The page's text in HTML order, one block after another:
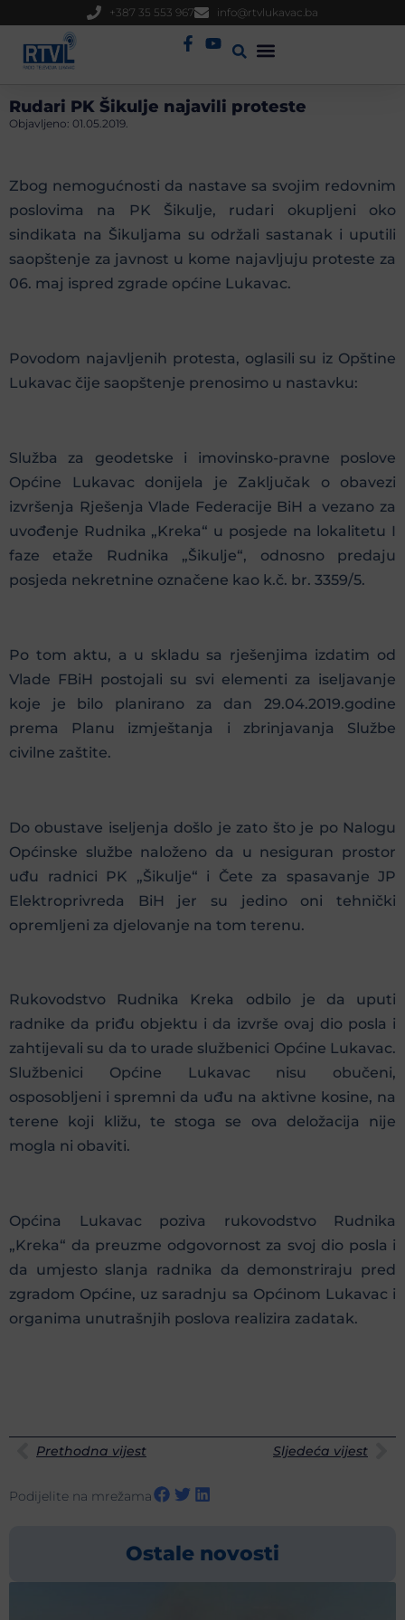
+387 35 553 967 info@rtvlukavac.ba
Rudari PK Šikulje najavili proteste
Objavljeno: 01.05.2019.
Zbog nemogućnosti da nastave sa svojim redovnim
poslovima na PK Šikulje, rudari okupljeni oko
sindikata na Šikuljama su održali sastanak i uputili
saopštenje za javnost u kome najavljuju proteste za
06. maj ispred zgrade općine Lukavac.
Povodom najavljenih protesta, oglasili su iz Opštine
Lukavac čije saopštenje prenosimo u nastavku:
Služba za geodetske i imovinsko-pravne poslove
Općine Lukavac donijela je Zaključak o obavezi
izvršenja Rješenja Vlade Federacije BiH a vezano za
uvođenje Rudnika „Kreka“ u posjede na lokalitetu I
faze etaže Rudnika „Šikulje“, odnosno predaju
posjeda nekretnine označene kao k.č. br. 3359/5.
Po tom aktu, a u skladu sa rješenjima izdatim od
Vlade FBiH postojali su svi elementi za iseljavanje
koje je bilo planirano za dan 29.04.2019.godine
prema Planu izmještanja i zbrinjavanja Službe
civilne zaštite.
Do obustave iseljenja došlo je zato što je po Nalogu
Općinske službe naloženo da u nesiguran prostor
uđu radnici PK „Šikulje“ i Čete za spasavanje JP
Elektroprivreda BiH jer su jedino oni tehnički
opremljeni za djelovanje na tom terenu.
Rukovodstvo Rudnika Kreka odbilo je da uputi
radnike da priđu objektu i da izvrše ovaj dio posla i
zahtijevali su da to urade službenici Općine Lukavac.
Službenici Općine Lukavac nisu obučeni,
osposobljeni i spremni da uđu na aktivne kosine, na
terene koji kližu, te stoga se ova deložacija nije
mogla ni obaviti.
Općina Lukavac poziva rukovodstvo Rudnika
„Kreka“ da preuzme odgovornost za svoj dio posla i
da umjesto slanja radnika da demonstriraju pred
zgradom Općine, uz saradnju sa Općinom Lukavac i
organima unutrašnjih poslova realizira zadatak.
Prethodna vijest Sljedeća vijest
Podijelite na mrežama
Ostale novosti